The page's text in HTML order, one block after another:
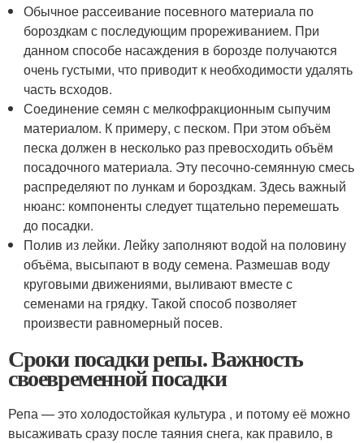
Обычное рассеивание посевного материала по
бороздкам с последующим прореживанием. При
данном способе насаждения в борозде получаются
очень густыми, что приводит к необходимости удалять
часть всходов.
Соединение семян с мелкофракционным сыпучим
материалом. К примеру, с песком. При этом объём
песка должен в несколько раз превосходить объём
посадочного материала. Эту песочно-семянную смесь
распределяют по лункам и бороздкам. Здесь важный
нюанс: компоненты следует тщательно перемешать
до посадки.
Полив из лейки. Лейку заполняют водой на половину
объёма, высыпают в воду семена. Размешав воду
круговыми движениями, выливают вместе с
семенами на грядку. Такой способ позволяет
произвести равномерный посев.
Сроки посадки репы. Важность
своевременной посадки
Репа — это холодостойкая культура , и потому её можно
высаживать сразу после таяния снега, как правило, в